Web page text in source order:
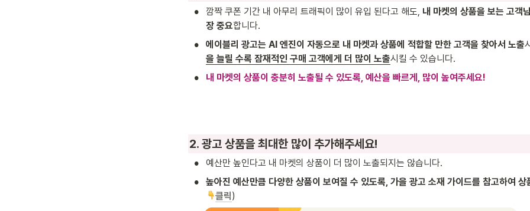
• 깜짝 쿠폰 기간 내 아무리 트래픽이 많이 유입 된다고 해도, 내 마켓의 상품을 보는 고객
장 중요합니다.
• 에이블리 광고는 AI 엔진이 자동으로 내 마켓과 상품에 적합할 만한 고객을 찾아서 노출
을 늘릴 수록 잠재적인 구매 고객에게 더 많이 노출시킬 수 있습니다.
• 내 마켓의 상품이 충분히 노출될 수 있도록, 예산을 빠르게, 많이 높여주세요!
2. 광고 상품을 최대한 많이 추가해주세요!
• 예산만 높인다고 내 마켓의 상품이 더 많이 노출되지는 않습니다.
•
높아진 예산만큼 다양한 상품이 보여질 수 있도록, 가을 광고 소재 가이드를 참고하여
클릭)